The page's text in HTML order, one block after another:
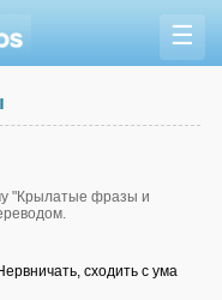
☰
"Крылатые фразы и
сходить с ума